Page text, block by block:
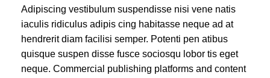
Adipiscing vestibulum suspendisse nisi vene natis
iaculis ridiculus adipis cing habitasse neque ad at
hendrerit diam facilisi semper. Potenti pen atibus
quisque suspen disse fusce sociosqu lobor tis eget
neque. Commercial publishing platforms and content